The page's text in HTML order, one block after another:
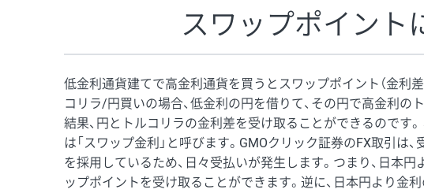
スワップポイント
低金利通貨建てで高金利通貨を買うとスワップポイント（金利
コリラ/円買いの場合、低金利の円を借りて、その円で高金利の
結果、円とトルコリラの金利差を受け取ることができるのです
は「スワップ金利」と呼びます。GMOクリック証券のFX取引は
を採用しているため、日々受払いが発生します。つまり、日本
ップポイントを受け取ることができます。逆に、日本円より金